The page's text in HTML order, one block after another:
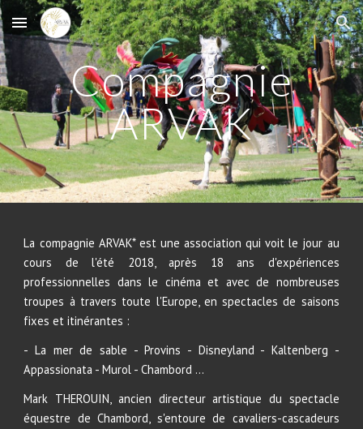
Skip to main content Skip to navigation
Compagnie
ARVAK
La compagnie ARVAK* est une association qui voit le jour au
cours de l'été 2018, après 18 ans d'expériences
professionnelles dans le cinéma et avec de nombreuses
troupes à travers toute l'Europe, en spectacles de saisons
fixes et itinérantes :
- La mer de sable - Provins - Disneyland - Kaltenberg -
Appassionata - Murol - Chambord ...
Mark THEROUIN, ancien directeur artistique du spectacle
équestre de Chambord, s'entoure de cavaliers-cascadeurs